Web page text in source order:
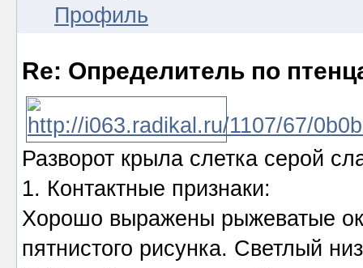
Профиль
Re: Определитель по
Разворот крыла слетка серой
1. Контактные признаки:
Хорошо выражены рыжеватые
пятнистого рисунка. Светлый